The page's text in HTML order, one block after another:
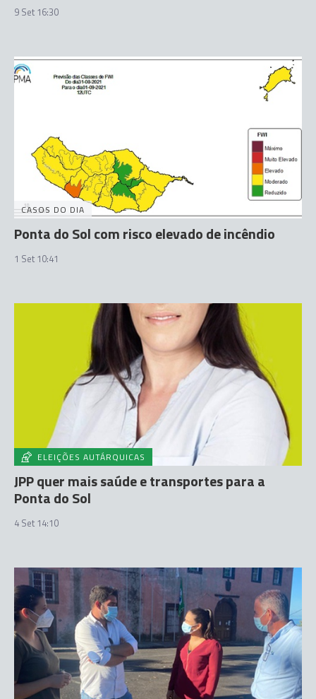
9 Set 16:30
CASOS DO DIA
Ponta do Sol com risco elevado de incêndio
1 Set 10:41
ELEIÇÕES AUTÁRQUICAS
JPP quer mais saúde e transportes para a
Ponta do Sol
4 Set 14:10